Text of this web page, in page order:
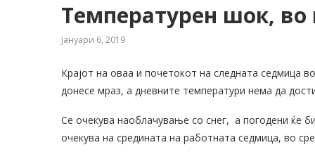
Температурен шок, во
јануари 6, 2019
Крајот на оваа и почетокот на следната седмица
донесе мраз, а дневните температури нема да
Се очекува наоблачување со снег, а погодени ќе
очекува на средината на работната седмица, во